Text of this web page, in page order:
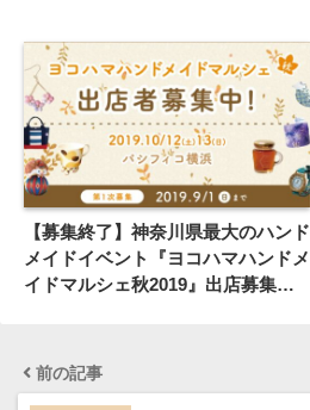
【募集終了】神奈川県最大のハンド
メイドイベント『ヨコハマハンドメ
イドマルシェ秋2019』出店募集情
前の記事